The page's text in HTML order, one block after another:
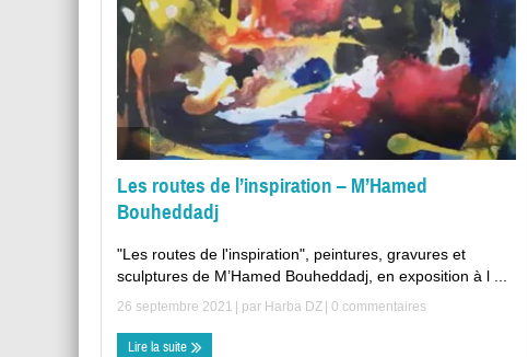
Les routes de l’inspiration – M’Hamed
Bouheddadj
"Les routes de l'inspiration", peintures, gravures et
sculptures de M’Hamed Bouheddadj, en exposition à l ...
26 septembre 2021 | par Harba DZ 0 commentaires
Lire la suite